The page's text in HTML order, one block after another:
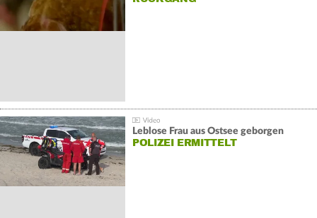
Leblose Frau aus Ostsee geborgen
POLIZEI ERMITTELT